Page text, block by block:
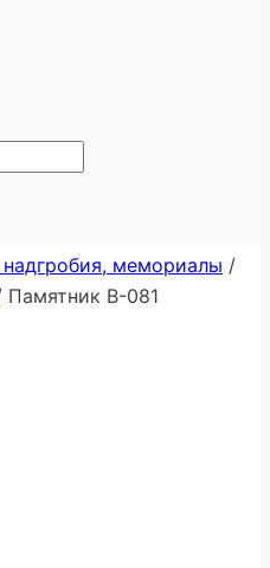
мемориалы /
Памятник В-081